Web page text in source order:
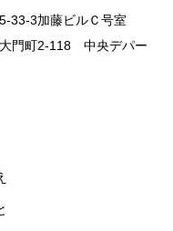
33-3加藤ビルＣ号室
門町2-118 中央デパー